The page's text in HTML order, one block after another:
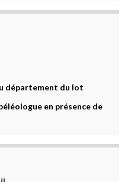
département du lot
en présence de